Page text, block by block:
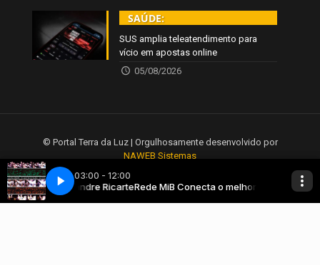
SAÚDE:
SUS amplia teleatendimento para
vício em apostas online
05/08/2026
© Portal Terra da Luz | Orgulhosamente desenvolvido por
NAWEB Sistemas